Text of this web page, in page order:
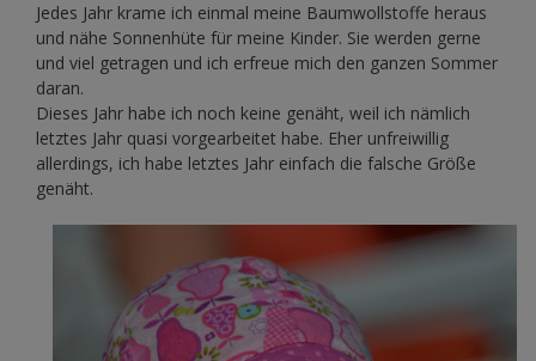
Jedes Jahr krame ich einmal meine Baumwollstoffe heraus
und nähe Sonnenhüte für meine Kinder. Sie werden gerne
und viel getragen und ich erfreue mich den ganzen Sommer
daran.
Dieses Jahr habe ich noch keine genäht, weil ich nämlich
letztes Jahr quasi vorgearbeitet habe. Eher unfreiwillig
allerdings, ich habe letztes Jahr einfach die falsche Größe
genäht.